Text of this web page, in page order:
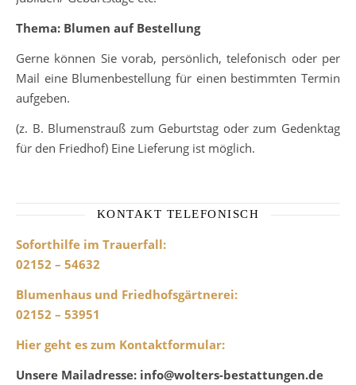
Thema: Blumen auf Bestellung
Gerne können Sie vorab, persönlich, telefonisch oder per
Mail eine Blumenbestellung für einen bestimmten Termin
aufgeben.
(z. B. Blumenstrauß zum Geburtstag oder zum Gedenktag
für den Friedhof) Eine Lieferung ist möglich.
KONTAKT TELEFONISCH
Soforthilfe im Trauerfall:
02152 – 54632
Blumenhaus und Friedhofsgärtnerei:
02152 – 53951
Hier geht es zum Kontaktformular:
Unsere Mailadresse: info@wolters-bestattungen.de